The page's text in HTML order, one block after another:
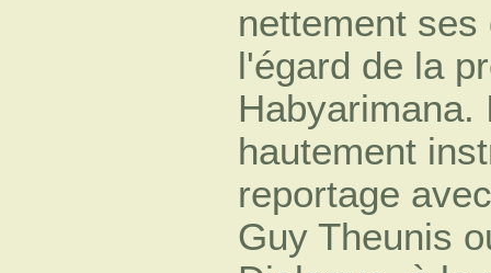
nettement
l'égard de la
Habyarimana.
hautement
reportage
Guy Theunis